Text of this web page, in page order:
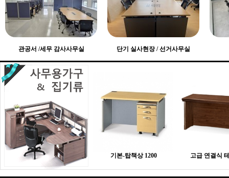
관공서 /세무 감사사무실 단기 실사현장 / 선거사무실
기본-탑책상 1200 고급 연결식